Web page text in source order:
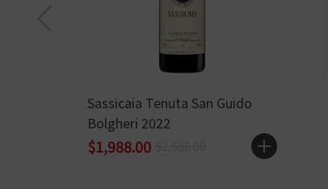
Sassicaia Tenuta San Guido
Bolgheri 2022
$1,988.00